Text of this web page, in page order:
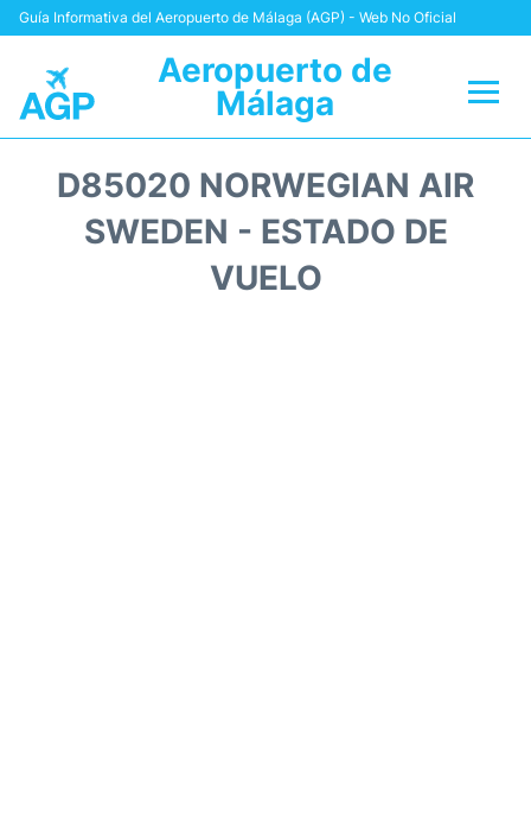
Guía Informativa del Aeropuerto de Málaga (AGP) - Web No Oficial
Aeropuerto de
Málaga
D85020 NORWEGIAN AIR
SWEDEN - ESTADO DE
VUELO